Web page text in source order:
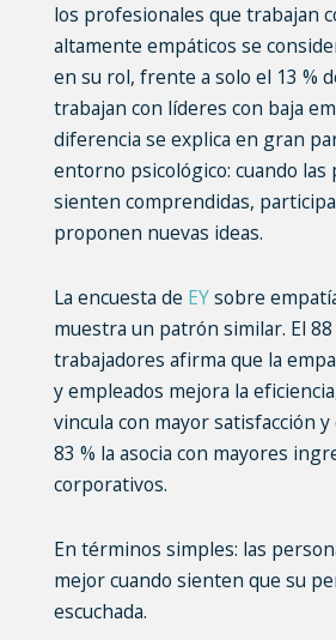
los profesionales que trabajan
altamente empáticos se
en su rol, frente a solo el 13 %
trabajan con líderes con baja
diferencia se explica en gran
entorno psicológico: cuando las
sienten comprendidas,
proponen nuevas ideas.
La encuesta de EYsobre
muestra un patrón similar. El 88
trabajadores afirma que la
y empleados mejora la
vincula con mayor satisfacción
83 % la asocia con mayores
corporativos.
En términos simples: las
mejor cuando sienten que su
escuchada.